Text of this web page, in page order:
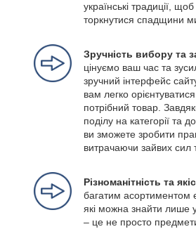
українські традиції,
торкнутися спадщини
Зручність вибору та
цінуємо ваш час та
зручний інтерфейс
вам легко
потрібний товар.
поділу на категорії та
ви зможете зробити
витрачаючи зайвих сил
Різноманітність та
багатим асортиментом
які можна знайти лише
– це не просто